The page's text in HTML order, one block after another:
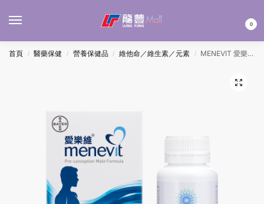
0
首頁 / 醫藥保健 / 營養保健品 / 維他命／維生素／元素 / MENEVIT 愛樂維準爸爸配方 30’S